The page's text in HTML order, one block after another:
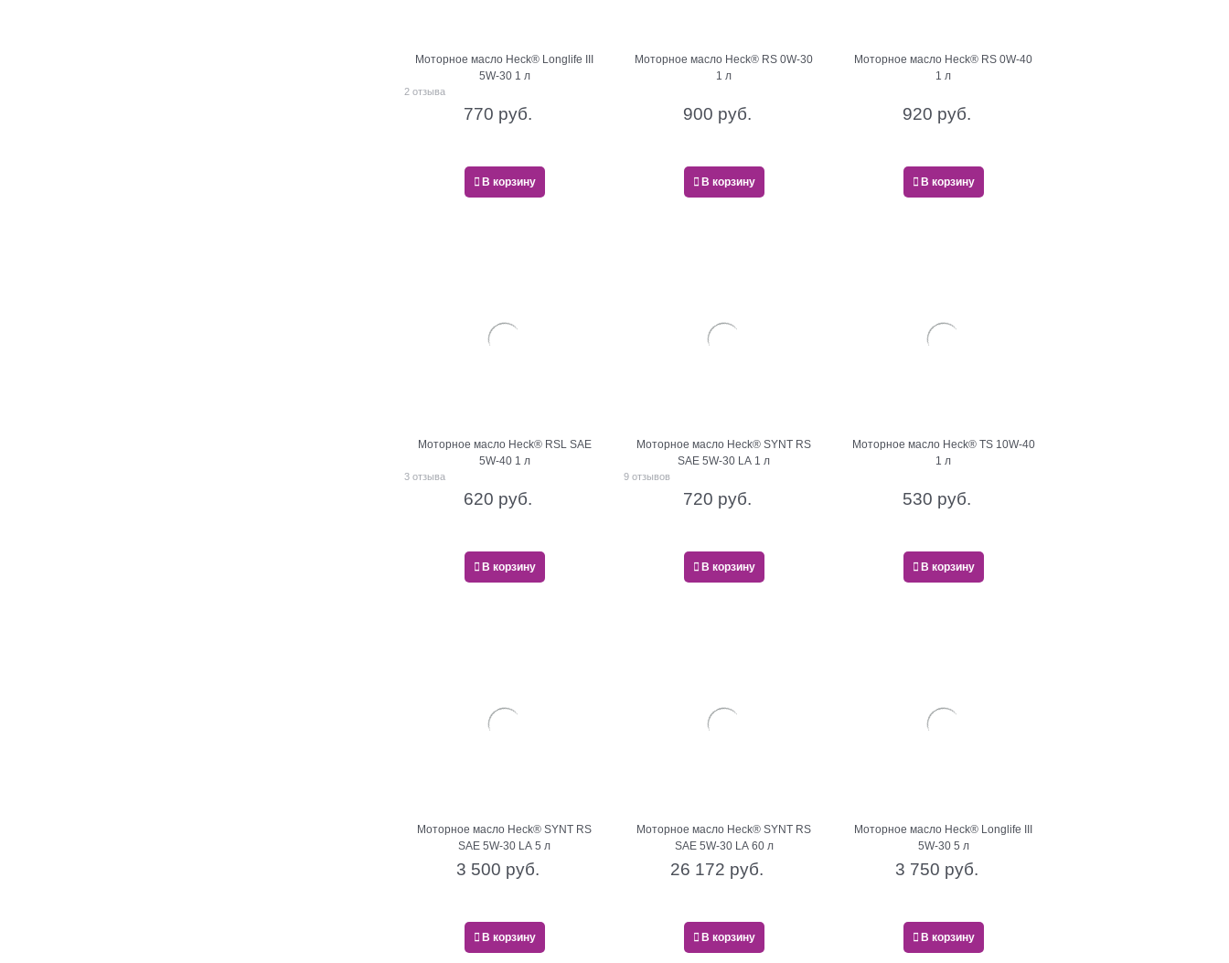
Моторное масло Heck® Longlife III
5W-30 1 л
2 отзыва
770 руб.
В корзину
Моторное масло Heck® RS 0W-30
1 л
900 руб.
В корзину
Моторное масло Heck® RS 0W-40
1 л
920 руб.
В корзину
Моторное масло Heck® RSL SAE
5W-40 1 л
3 отзыва
620 руб.
В корзину
Моторное масло Heck® SYNT RS
SAE 5W-30 LA 1 л
9 отзывов
720 руб.
В корзину
Моторное масло Heck® TS 10W-40
1 л
530 руб.
В корзину
Моторное масло Heck® SYNT RS
SAE 5W-30 LA 5 л
3 500 руб.
В корзину
Моторное масло Heck® SYNT RS
SAE 5W-30 LA 60 л
26 172 руб.
В корзину
Моторное масло Heck® Longlife III
5W-30 5 л
3 750 руб.
В корзину